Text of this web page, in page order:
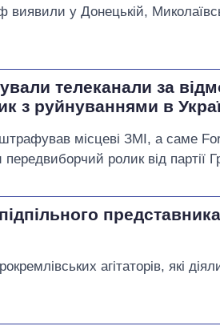
виявили у Донецькій,
телеканали за
з руйнуваннями в
місцеві ЗМІ, а саме
ролик від партії
агітаторів, які